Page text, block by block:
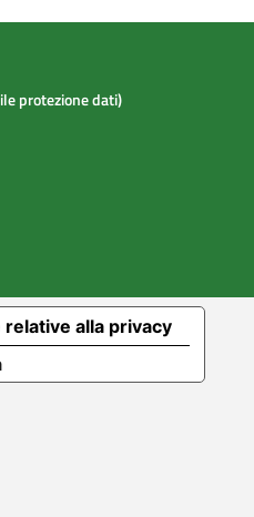
protezione dati)
alla privacy